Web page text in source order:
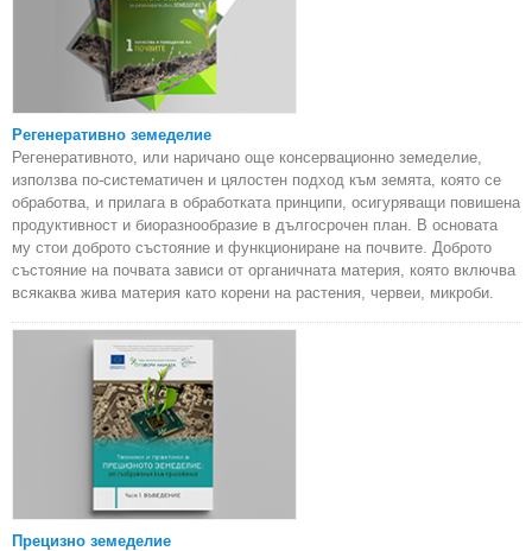
Регенеративно земеделие
Регенеративното, или наричано още консервационно земеделие,
използва по-систематичен и цялостен подход към земята, която се
обработва, и прилага в обработката принципи, осигуряващи повишена
продуктивност и биоразнообразие в дългосрочен план. В основата
му стои доброто състояние и функциониране на почвите. Доброто
състояние на почвата зависи от органичната материя, която включва
всякаква жива материя като корени на растения, червеи, микроби.
Прецизно земеделие